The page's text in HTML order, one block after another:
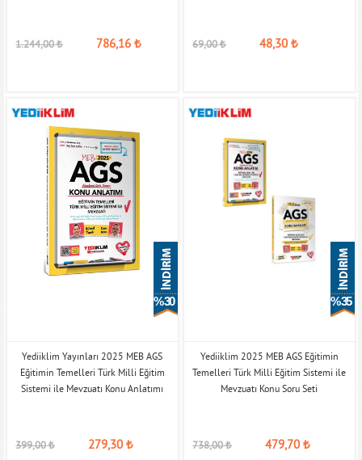
1.244,00₺ 786,16 ₺ 69,00₺ 48,30₺
% 30
Yediiklim Yayınları 2025 MEB AGS
Eğitimin Temelleri Türk Milli Eğitim
Sistemi ile Mevzuatı Konu Anlatımı
399,00₺ 279,30₺
% 35
Yediiklim 2025 MEB AGS Eğitimin
Temelleri Türk Milli Eğitim Sistemi ile
Mevzuatı Konu Soru Seti
738,00₺ 479,70₺